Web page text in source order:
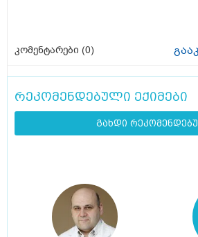
კომენტარები (0)
რეკომენდებული ექიმები
გახდი